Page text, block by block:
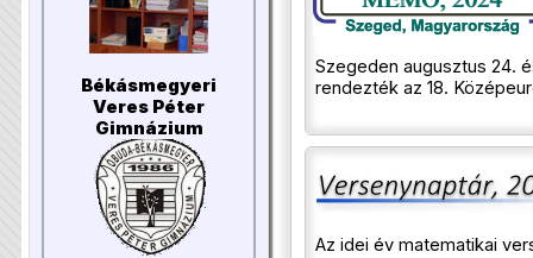
Békásmegyeri
Veres Péter
Gimnázium
Szegeden augusztus 24.
rendezték az 18.
Az idei év matematikai